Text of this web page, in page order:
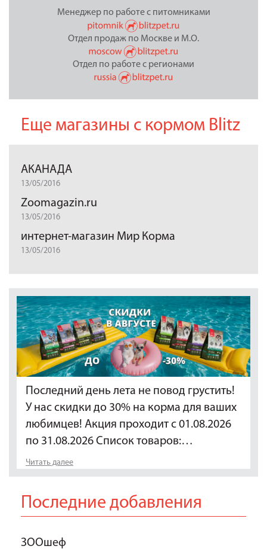
Менеджер по работе с питомниками
Отдел продаж по Москве и М.О.
Отдел по работе с регионами
Еще магазины с кормом Blitz
АКАНАДА
13/05/2016
Zoomagazin.ru
13/05/2016
интернет-магазин Мир Корма
13/05/2016
Последний день лета не повод грустить!
У нас скидки до 30% на корма для ваших
любимцев! Акция проходит с 01.08.2026
по 31.08.2026 Список товаров:…
Читать далее
Последние добавления
ЗООшеф